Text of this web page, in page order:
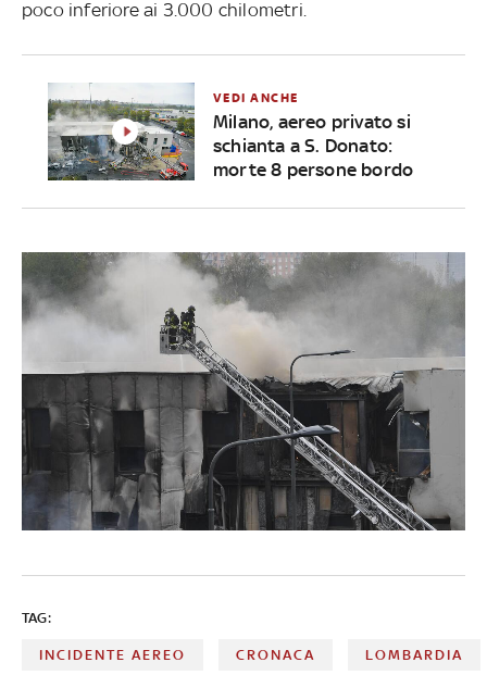
poco inferiore ai 3.000 chilometri.
VEDI ANCHE
Milano, aereo privato si
schianta a S. Donato:
morte 8 persone bordo
TAG:
INCIDENTE AEREO CRONACA LOMBARDIA